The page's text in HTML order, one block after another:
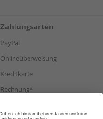
Zahlungsarten
PayPal
Onlineüberweisung
Kreditkarte
Rechnung*